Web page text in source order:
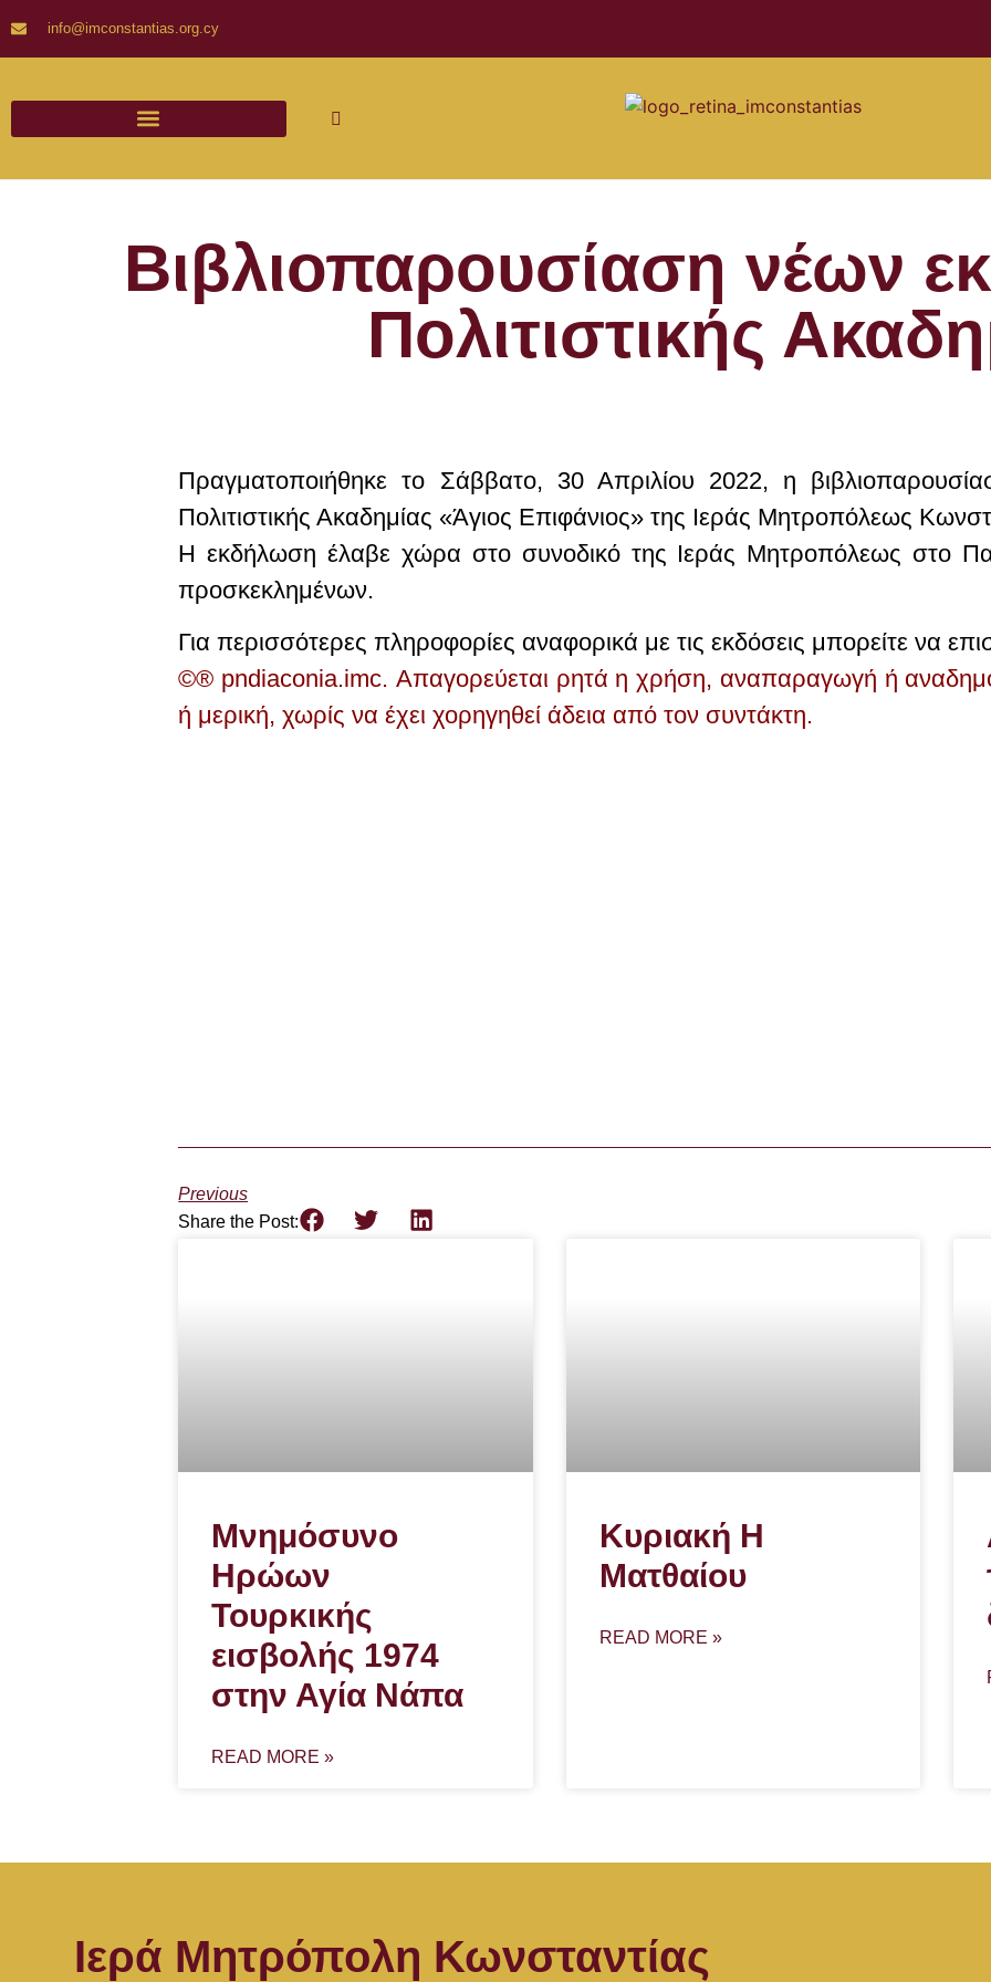
info@imconstantias.org.cy
Βιβλιοπαρουσίαση νέων
Πολιτιστικής
Πραγματοποιήθηκε το Σάββατο, 30 Απριλίου 2022, η
Πολιτιστικής Ακαδημίας «Άγιος Επιφάνιος» της Ιεράς Μητροπόλεως
Η εκδήλωση έλαβε χώρα στο συνοδικό της Ιεράς Μητροπόλεως στο
προσκεκλημένων.
Για περισσότερες πληροφορίες αναφορικά με τις εκδόσεις μπορείτε να
©® pndiaconia.imc. Απαγορεύεται ρητά η χρήση, αναπαραγωγή ή
ή μερική, χωρίς να έχει χορηγηθεί άδεια από τον συντάκτη.
Previous
Share the Post:
Μνημόσυνο
Ηρώων
Τουρκικής
εισβολής 1974
στην Αγία Νάπα
READ MORE »
Κυριακή Η
Ματθαίου
READ MORE »
Ιερά Μητρόπολη Κωνσταντίας